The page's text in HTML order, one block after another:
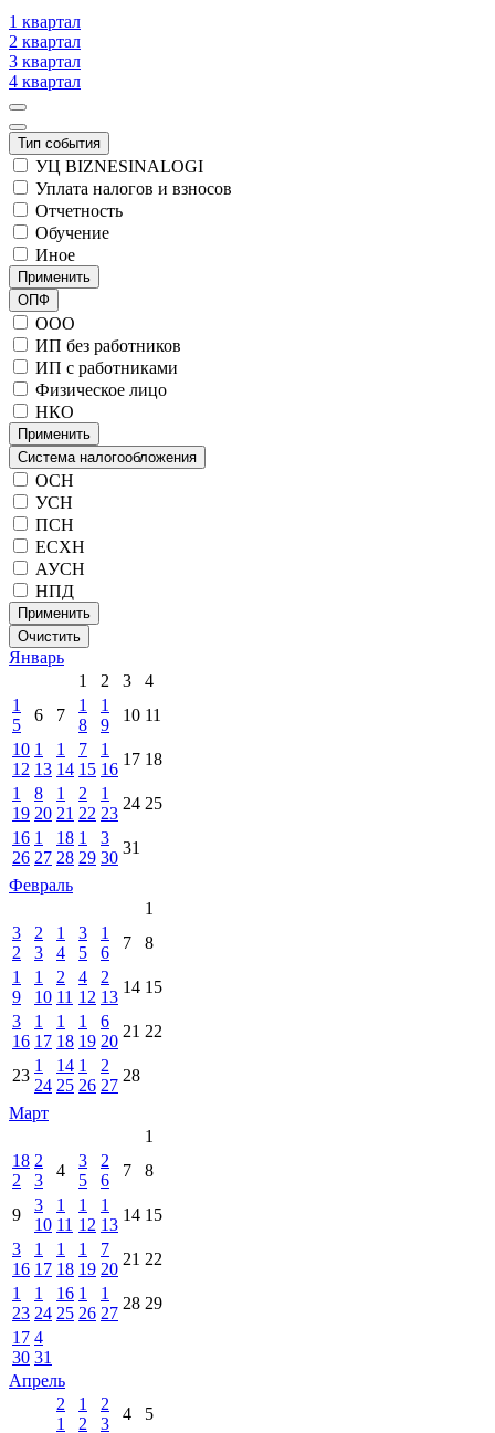
1 квартал
2 квартал
3 квартал
4 квартал
Тип события
УЦ BIZNESINALOGI
Уплата налогов и взносов
Отчетность
Обучение
Иное
Применить
ОПФ
ООО
ИП без работников
ИП с работниками
Физическое лицо
НКО
Применить
Система налогообложения
ОСН
УСН
ПСН
ЕСХН
АУСН
НПД
Применить
Очистить
Январь
1
2 3
4
1
5
6 7
1
8
1
9
10 11
10
12
1
13
1
14
7
15
1
16
17 18
1
19
8
20
1
21
2
22
1
23
24 25
16
26
1
27
18
28
1
29
3
30
31
Февраль
1
3
2
2
3
1
4
3
5
1
6
7
8
1
9
1
10
2
11
4
12
2
13
14 15
3
16
1
17
1
18
1
19
6
20
21 22
23
1
24
14
25
1
26
2
27
28
Март
1
18
2
2
3
4
3
5
2
6
7 8
9
3
10
1
11
1
12
1
13
14 15
3
16
1
17
1
18
1
19
7
20
21 22
1
23
1
24
16
25
1
26
1
27
28 29
17
30
4
31
Апрель
2
1
1
2
2
3
4 5